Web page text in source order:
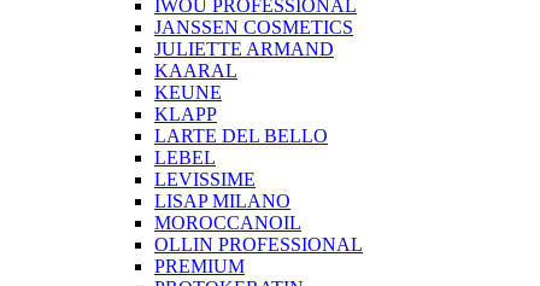
IWOU PROFESSIONAL
JANSSEN COSMETICS
JULIETTE ARMAND
KAARAL
KEUNE
KLAPP
LARTE DEL BELLO
LEBEL
LEVISSIME
LISAP MILANO
MOROCCANOIL
OLLIN PROFESSIONAL
PREMIUM